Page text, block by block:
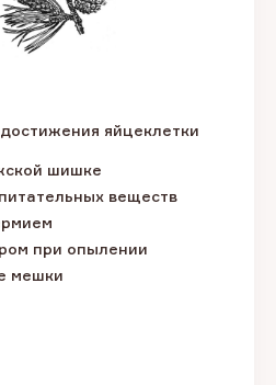
яйцеклетки
шишке
веществ
при опылении
мешки